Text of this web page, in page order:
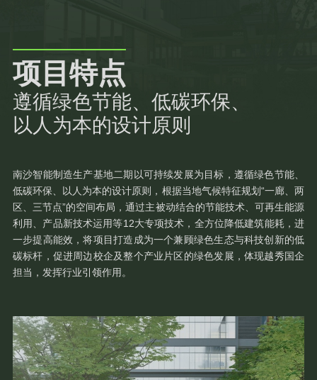
项目特点
遵循绿色节能、低碳环保、
以人为本的设计原则
南沙智能制造生产基地二期以可持续发展为目标，遵循绿色节能、
低碳环保、以人为本的设计原则，根据当地气候特征规划“一廊、两
区、三节点”的空间布局，通过主被动结合的节能技术、可再生能源
利用、产品新技术运用等12大专项技术，全方位降低建筑能耗，进
一步提高能效，将项目打造成为一个兼顾绿色生态与科技创新的低
碳标杆，促进周边校企及整个产业片区的绿色发展，体现越秀国企
担当，发挥行业引领作用。